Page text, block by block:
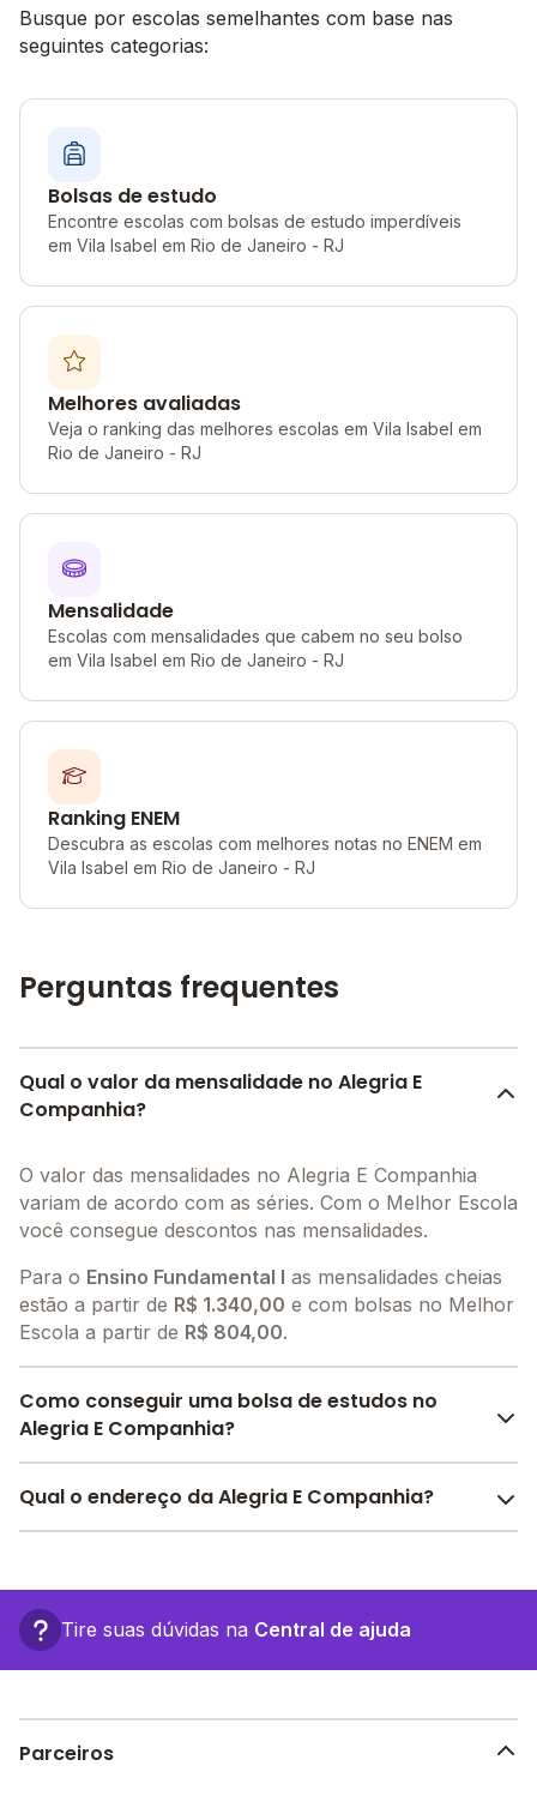
Busque por escolas semelhantes com base nas
seguintes categorias:
Bolsas de estudo
Encontre escolas com bolsas de estudo imperdíveis
em Vila Isabel em Rio de Janeiro - RJ
Melhores avaliadas
Veja o ranking das melhores escolas em Vila Isabel em
Rio de Janeiro - RJ
Mensalidade
Escolas com mensalidades que cabem no seu bolso
em Vila Isabel em Rio de Janeiro - RJ
Ranking ENEM
Descubra as escolas com melhores notas no ENEM em
Vila Isabel em Rio de Janeiro - RJ
Perguntas frequentes
Qual o valor da mensalidade no Alegria E
Companhia?
O valor das mensalidades no Alegria E Companhia
variam de acordo com as séries. Com o Melhor Escola
você consegue descontos nas mensalidades.
Para o Ensino Fundamental I as mensalidades cheias
estão a partir de R$ 1.340,00 e com bolsas no Melhor
Escola a partir de R$ 804,00.
Como conseguir uma bolsa de estudos no
Alegria E Companhia?
O Melhor Escola oferece descontos para o Alegria E
Qual o endereço da Alegria E Companhia?
Freire, 74 - Rio de Janeiro - RJ.
Tire suas dúvidas na Central de ajuda
Parceiros